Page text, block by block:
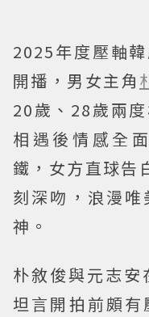
2025年度壓軸
開播，男女主角
20歲、28歲兩
相遇後情感全
鐵，女方直球告
刻深吻，浪漫
神。
朴敘俊與元志
坦言開拍前頗